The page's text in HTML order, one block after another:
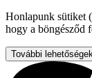
Honlapunk sütiket
hogy a böngésződ
További lehetőségek